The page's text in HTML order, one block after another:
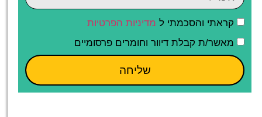
קראתי והסכמתי ל מדיניות הפרטיות
מאשר/ת קבלת דיוור וחומרים פרסומיים
שליחה